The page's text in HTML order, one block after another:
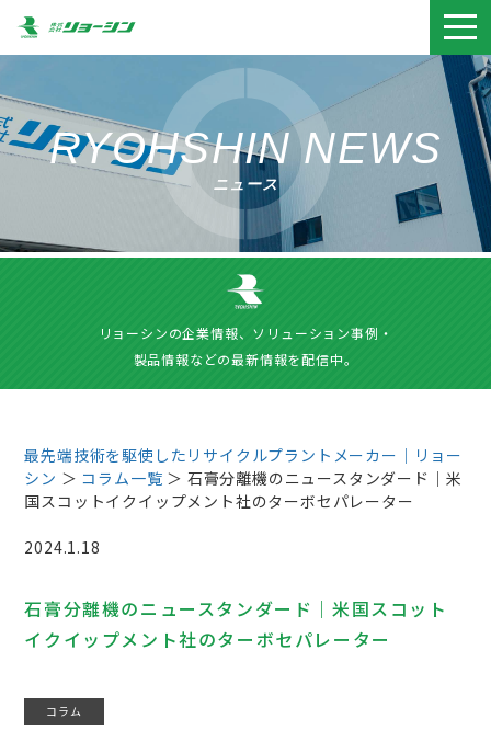
RYOHSHIN NEWS
ニュース
リョーシンの企業情報、ソリューション事例・
製品情報などの最新情報を配信中。
最先端技術を駆使したリサイクルプラントメーカー｜リョー
シン ＞ コラム一覧 ＞ 石膏分離機のニュースタンダード｜米
国スコットイクイップメント社のターボセパレーター
2024.1.18
石膏分離機のニュースタンダード｜米国スコット
イクイップメント社のターボセパレーター
コラム